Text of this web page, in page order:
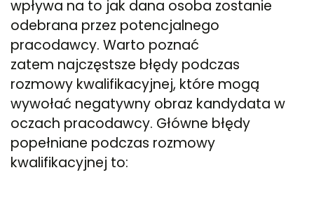
wpływa na to jak dana osoba zostanie
odebrana przez potencjalnego
pracodawcy. Warto poznać
zatem najczęstsze błędy podczas
rozmowy kwalifikacyjnej, które mogą
wywołać negatywny obraz kandydata w
oczach pracodawcy. Główne błędy
popełniane podczas rozmowy
kwalifikacyjnej to: